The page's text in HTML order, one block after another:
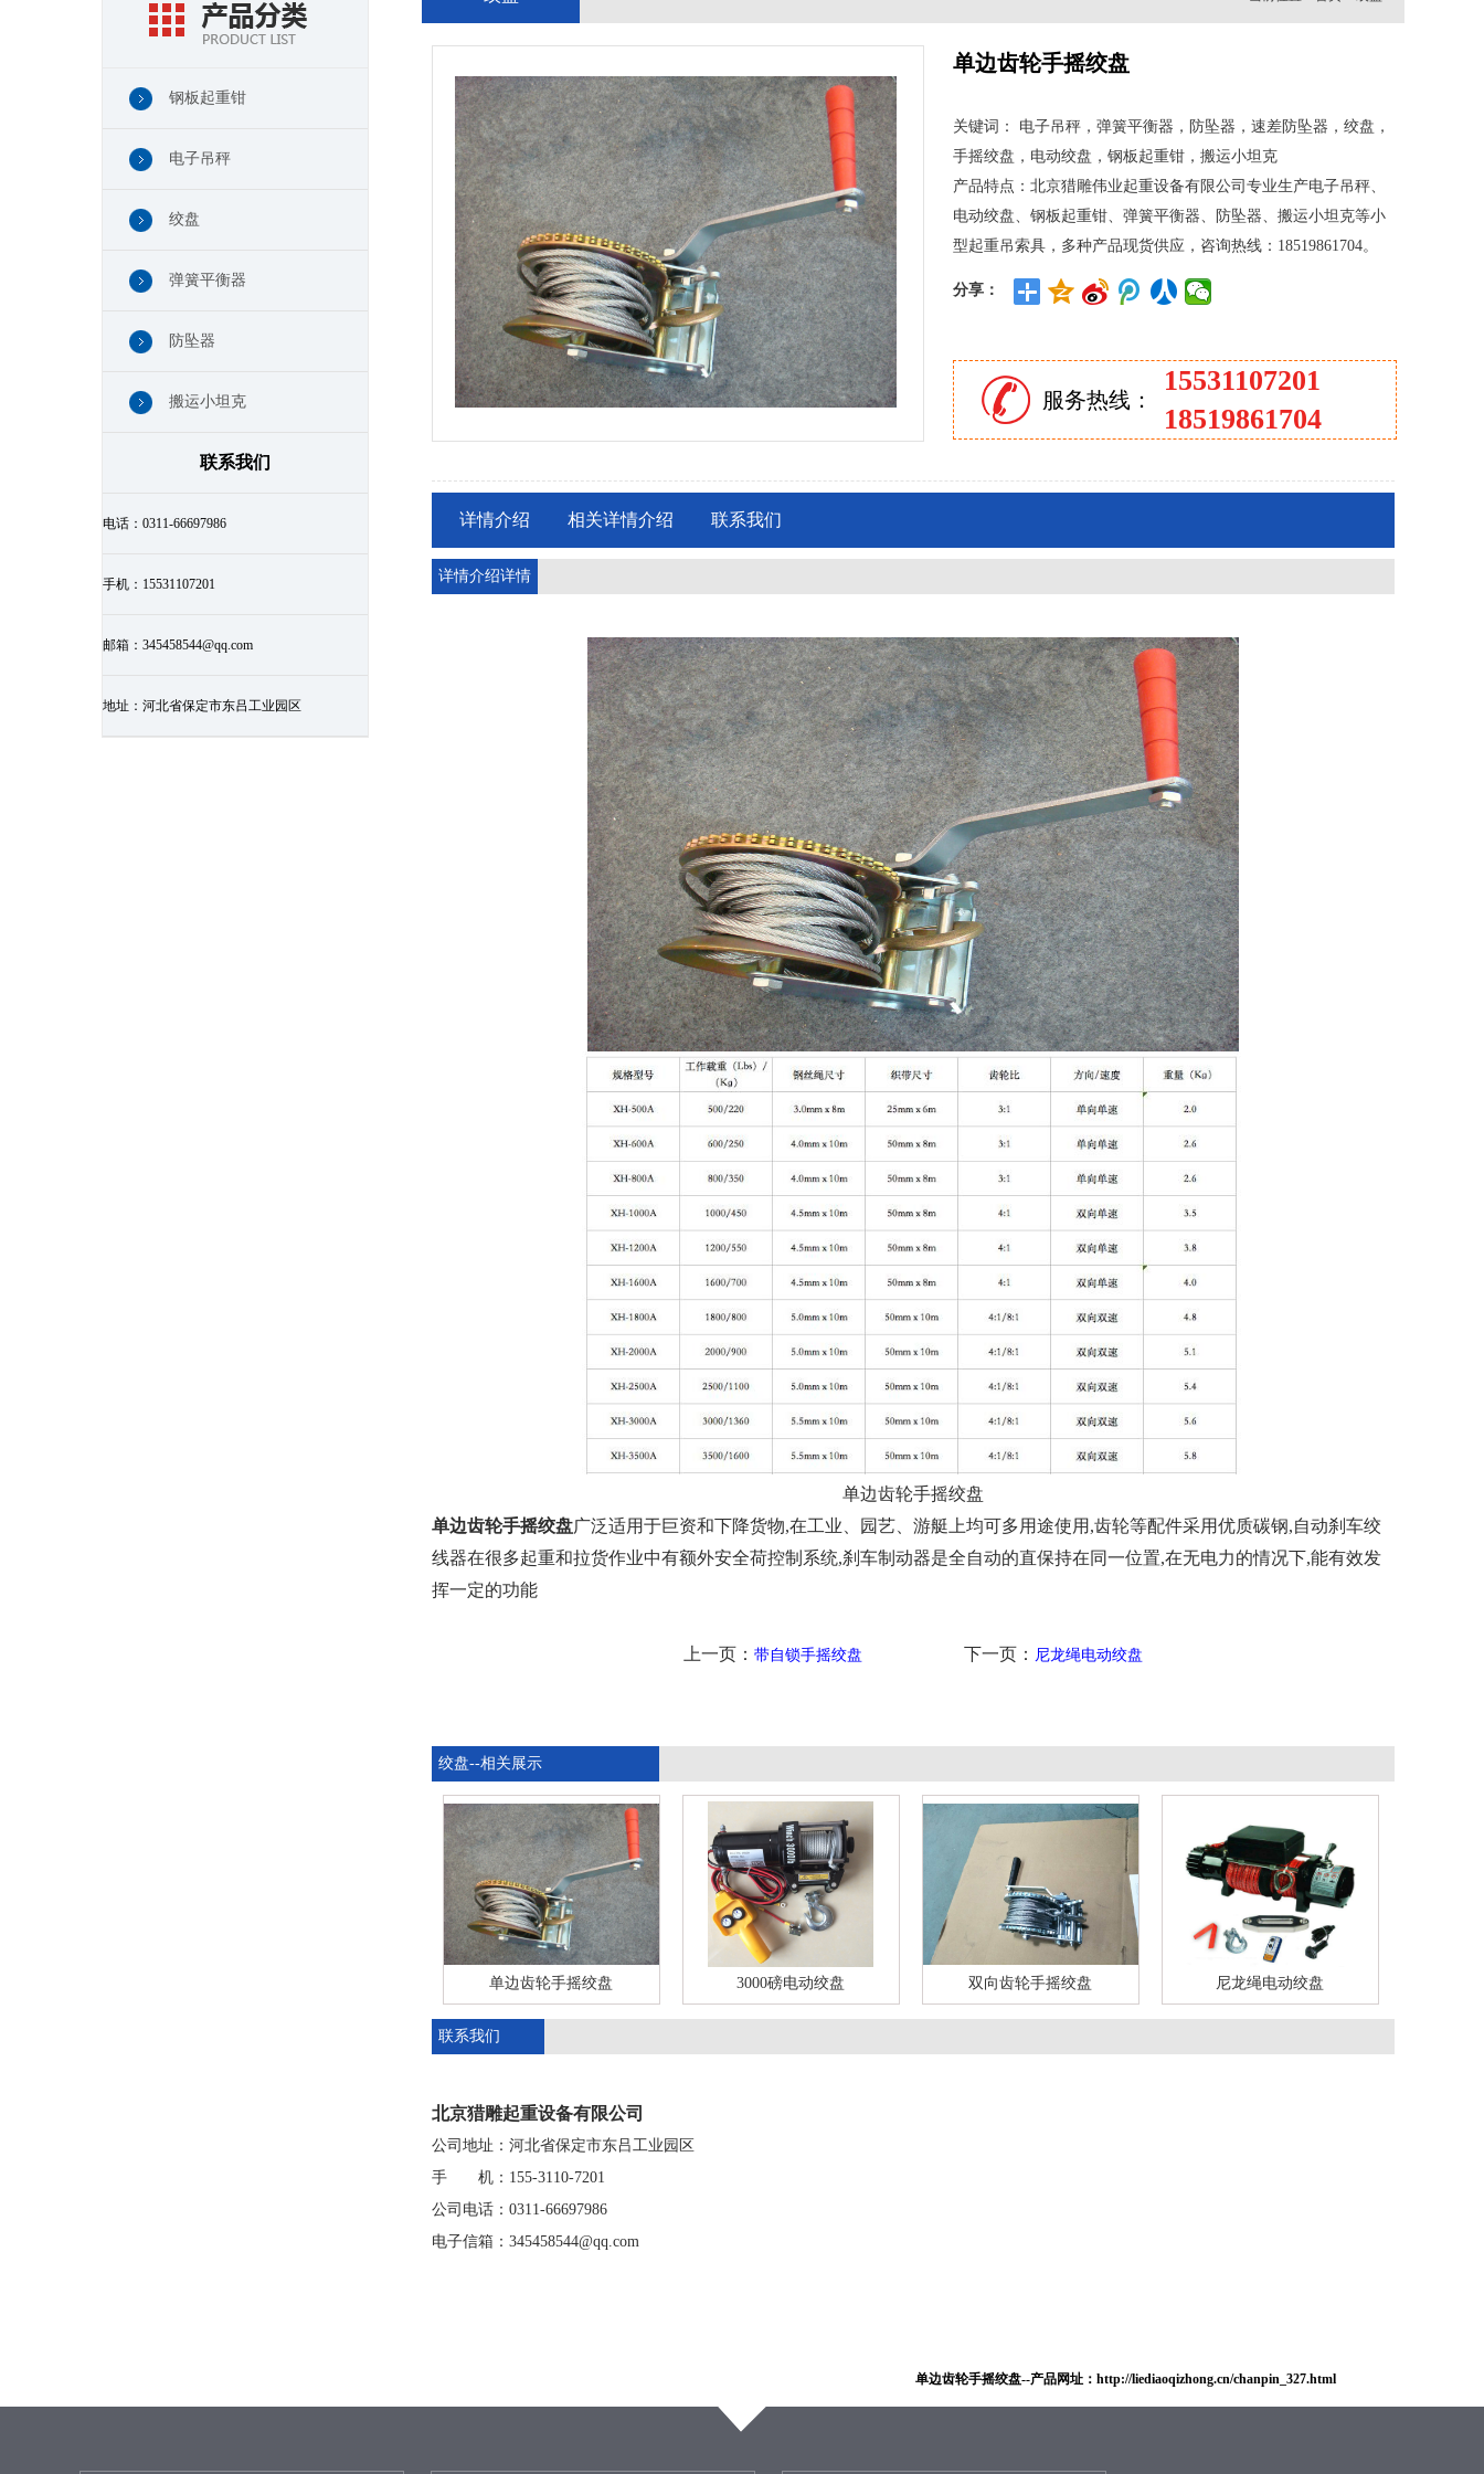
钢板起重钳
电子吊秤
绞盘
弹簧平衡器
防坠器
搬运小坦克
联系我们
电话： 0311-66697986
手机： 15531107201
邮箱： 345458544@qq.com
地址： 河北省保定市东吕工业园区
单边齿轮手摇绞盘
关键词： 电子吊秤，弹簧平衡器，防坠器，速差防坠器，绞盘，
手摇绞盘，电动绞盘，钢板起重钳，搬运小坦克
产品特点：北京猎雕伟业起重设备有限公司专业生产电子吊秤、
电动绞盘、钢板起重钳、弹簧平衡器、防坠器、搬运小坦克等小
型起重吊索具，多种产品现货供应，咨询热线：18519861704。
分享：
服务热线：
15531107201
18519861704
详情介绍 相关详情介绍 联系我们
详情介绍详情
单边齿轮手摇绞盘
单边齿轮手摇绞盘广泛适用于巨资和下降货物,在工业、园艺、游艇上均可多用途使用,齿轮等配件采用优质碳钢,自动刹车绞
线器在很多起重和拉货作业中有额外安全荷控制系统,刹车制动器是全自动的直保持在同一位置,在无电力的情况下,能有效发
挥一定的功能
上一页： 带自锁手摇绞盘 下一页： 尼龙绳电动绞盘
绞盘--相关展示
单边齿轮手摇绞盘 3000磅电动绞盘 双向齿轮手摇绞盘 尼龙绳电动绞盘
联系我们
北京猎雕起重设备有限公司
公司地址：河北省保定市东吕工业园区
手 机：155-3110-7201
公司电话：0311-66697986
电子信箱：345458544@qq.com
单边齿轮手摇绞盘--产品网址：http://liediaoqizhong.cn/chanpin_327.html